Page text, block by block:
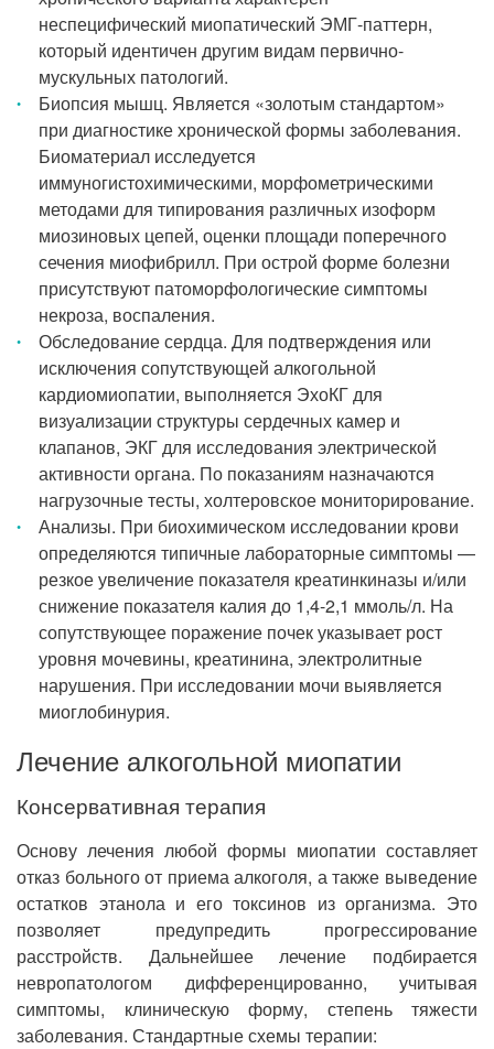
неспецифический миопатический ЭМГ-паттерн,
который идентичен другим видам первично-
мускульных патологий.
Биопсия мышц. Является «золотым стандартом»
при диагностике хронической формы заболевания.
Биоматериал исследуется
иммуногистохимическими, морфометрическими
методами для типирования различных изоформ
миозиновых цепей, оценки площади поперечного
сечения миофибрилл. При острой форме болезни
присутствуют патоморфологические симптомы
некроза, воспаления.
Обследование сердца. Для подтверждения или
исключения сопутствующей алкогольной
кардиомиопатии, выполняется ЭхоКГ для
визуализации структуры сердечных камер и
клапанов, ЭКГ для исследования электрической
активности органа. По показаниям назначаются
нагрузочные тесты, холтеровское мониторирование.
Анализы. При биохимическом исследовании крови
определяются типичные лабораторные симптомы —
резкое увеличение показателя креатинкиназы и/или
снижение показателя калия до 1,4-2,1 ммоль/л. На
сопутствующее поражение почек указывает рост
уровня мочевины, креатинина, электролитные
нарушения. При исследовании мочи выявляется
миоглобинурия.
Лечение алкогольной миопатии
Консервативная терапия
Основу лечения любой формы миопатии составляет
отказ больного от приема алкоголя, а также выведение
остатков этанола и его токсинов из организма. Это
позволяет предупредить прогрессирование
расстройств. Дальнейшее лечение подбирается
невропатологом дифференцированно, учитывая
симптомы, клиническую форму, степень тяжести
заболевания. Стандартные схемы терапии: